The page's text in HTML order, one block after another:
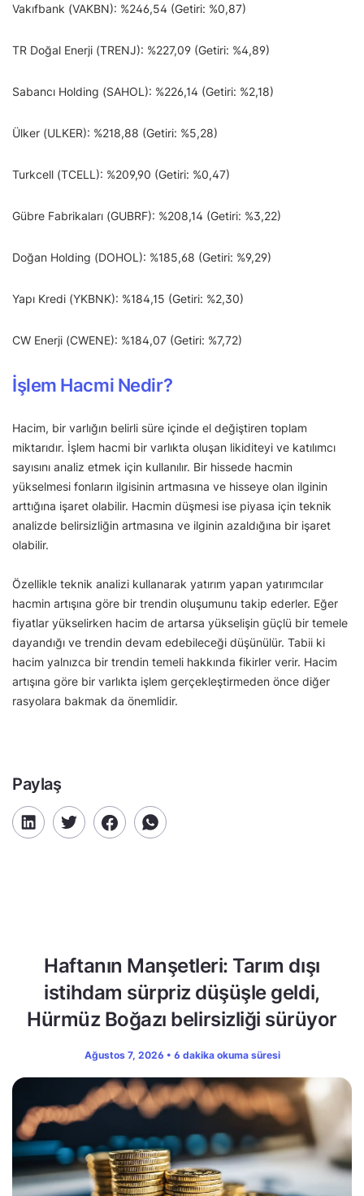
Vakıfbank (VAKBN): %246,54 (Getiri: %0,87)
TR Doğal Enerji (TRENJ): %227,09 (Getiri: %4,89)
Sabancı Holding (SAHOL): %226,14 (Getiri: %2,18)
Ülker (ULKER): %218,88 (Getiri: %5,28)
Turkcell (TCELL): %209,90 (Getiri: %0,47)
Gübre Fabrikaları (GUBRF): %208,14 (Getiri: %3,22)
Doğan Holding (DOHOL): %185,68 (Getiri: %9,29)
Yapı Kredi (YKBNK): %184,15 (Getiri: %2,30)
CW Enerji (CWENE): %184,07 (Getiri: %7,72)
İşlem Hacmi Nedir?
Hacim, bir varlığın belirli süre içinde el değiştiren toplam
miktarıdır. İşlem hacmi bir varlıkta oluşan likiditeyi ve katılımcı
sayısını analiz etmek için kullanılır. Bir hissede hacmin
yükselmesi fonların ilgisinin artmasına ve hisseye olan ilginin
arttığına işaret olabilir. Hacmin düşmesi ise piyasa için teknik
analizde belirsizliğin artmasına ve ilginin azaldığına bir işaret
olabilir.
Özellikle teknik analizi kullanarak yatırım yapan yatırımcılar
hacmin artışına göre bir trendin oluşumunu takip ederler. Eğer
fiyatlar yükselirken hacim de artarsa yükselişin güçlü bir temele
dayandığı ve trendin devam edebileceği düşünülür. Tabii ki
hacim yalnızca bir trendin temeli hakkında fikirler verir. Hacim
artışına göre bir varlıkta işlem gerçekleştirmeden önce diğer
rasyolara bakmak da önemlidir.
Paylaş
Haftanın Manşetleri: Tarım dışı
istihdam sürpriz düşüşle geldi,
Hürmüz Boğazı belirsizliği sürüyor
Ağustos 7, 2026 • 6 dakika okuma süresi